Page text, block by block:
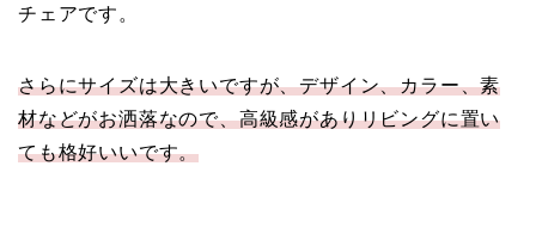
チェアです。
さらにサイズは大きいですが、デザイン、カラー、素
材などがお洒落なので、高級感がありリビングに置い
ても格好いいです。